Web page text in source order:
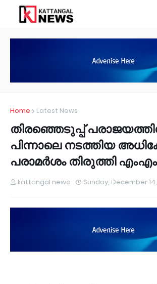
Home Latest News
തിരഞ്ഞെടുപ്പ്
പിന്നാലെ നടത്തിയ
പരാമർശം തിരുത്തി
kattangal newa Sunday, December